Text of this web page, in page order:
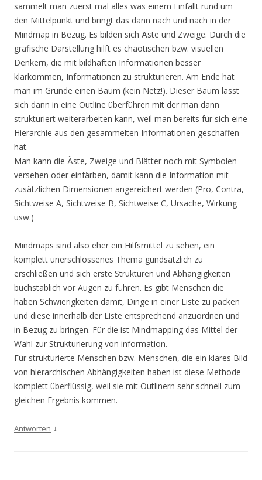
sammelt man zuerst mal alles was einem Einfällt rund um
den Mittelpunkt und bringt das dann nach und nach in der
Mindmap in Bezug. Es bilden sich Äste und Zweige. Durch die
grafische Darstellung hilft es chaotischen bzw. visuellen
Denkern, die mit bildhaften Informationen besser
klarkommen, Informationen zu strukturieren. Am Ende hat
man im Grunde einen Baum (kein Netz!). Dieser Baum lässt
sich dann in eine Outline überführen mit der man dann
strukturiert weiterarbeiten kann, weil man bereits für sich eine
Hierarchie aus den gesammelten Informationen geschaffen
hat.
Man kann die Äste, Zweige und Blätter noch mit Symbolen
versehen oder einfärben, damit kann die Information mit
zusätzlichen Dimensionen angereichert werden (Pro, Contra,
Sichtweise A, Sichtweise B, Sichtweise C, Ursache, Wirkung
usw.)
Mindmaps sind also eher ein Hilfsmittel zu sehen, ein
komplett unerschlossenes Thema gundsätzlich zu
erschließen und sich erste Strukturen und Abhängigkeiten
buchstäblich vor Augen zu führen. Es gibt Menschen die
haben Schwierigkeiten damit, Dinge in einer Liste zu packen
und diese innerhalb der Liste entsprechend anzuordnen und
in Bezug zu bringen. Für die ist Mindmapping das Mittel der
Wahl zur Strukturierung von information.
Für strukturierte Menschen bzw. Menschen, die ein klares Bild
von hierarchischen Abhängigkeiten haben ist diese Methode
komplett überflüssig, weil sie mit Outlinern sehr schnell zum
gleichen Ergebnis kommen.
Antworten ↓